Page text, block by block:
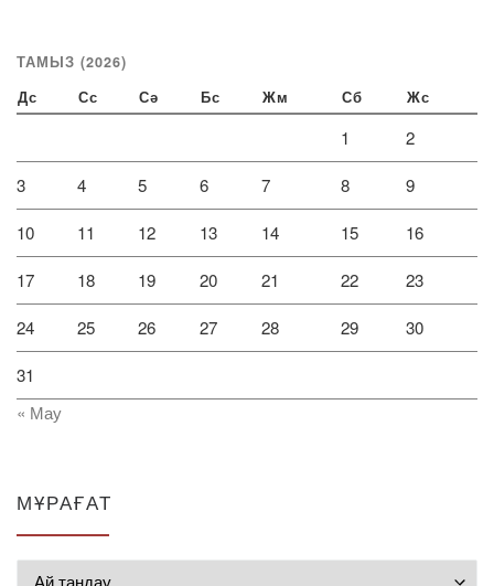
ТАМЫЗ (2026)
Дс Сс Сә Бс Жм Сб Жс
1 2
3 4 5 6 7 8 9
10 11 12 13 14 15 16
17 18 19 20 21 22 23
24 25 26 27 28 29 30
31
« Мау
МҰРАҒАТ